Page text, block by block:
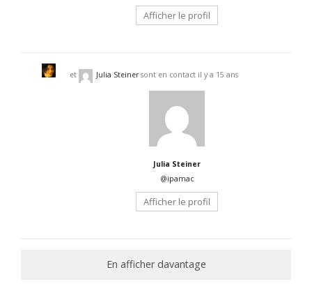
Afficher le profil
et Julia Steinersont en contact il y a 15 ans
Julia Steiner
@ipamac
Afficher le profil
En afficher davantage